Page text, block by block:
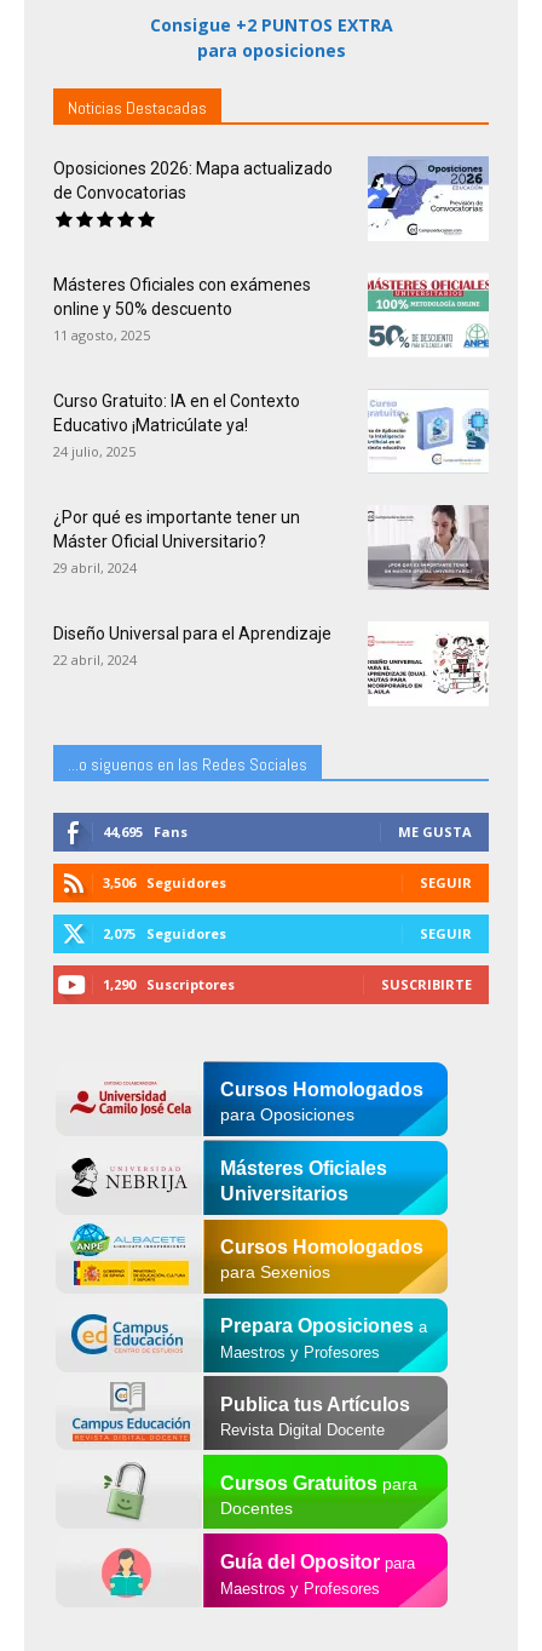
Consigue +2 PUNTOS EXTRA
para oposiciones
Noticias Destacadas
Oposiciones 2026: Mapa actualizado
de Convocatorias
Másteres Oficiales con exámenes
online y 50% descuento
11 agosto, 2025
Curso Gratuito: IA en el Contexto
Educativo ¡Matricúlate ya!
24 julio, 2025
¿Por qué es importante tener un
Máster Oficial Universitario?
29 abril, 2024
Diseño Universal para el Aprendizaje
22 abril, 2024
...o siguenos en las Redes Sociales
44,695 Fans ME GUSTA
3,506 Seguidores SEGUIR
2,075 Seguidores SEGUIR
1,290 Suscriptores SUSCRIBIRTE
Cursos Homologados
para Oposiciones
Másteres Oficiales
Universitarios
Cursos Homologados
para Sexenios
Prepara Oposiciones a
Maestros y Profesores
Publica tus Artículos
Revista Digital Docente
Cursos Gratuitospara
Docentes
Guía del Opositor para
Maestros y Profesores